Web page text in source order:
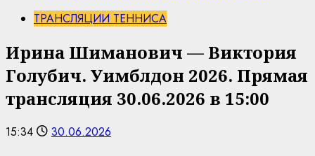
ТРАНСЛЯЦИИ ТЕННИСА
Ирина Шиманович — Виктория
Голубич. Уимблдон 2026. Прямая
трансляция 30.06.2026 в 15:00
15:34 30.06.2026